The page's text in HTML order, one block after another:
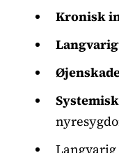
Kronisk